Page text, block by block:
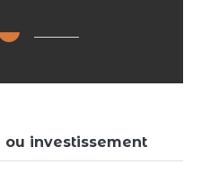
investissement